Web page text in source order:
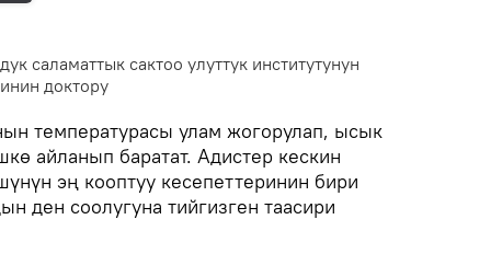
саламаттык сактоо улуттук институтунун
доктору
температурасы улам жогорулап, ысык
айланып баратат. Адистер кескин
эң кооптуу кесепеттеринин бири
ден соолугуна тийгизген таасири